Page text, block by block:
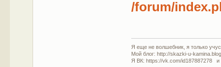
/forum/
Я еще не волшебник, я только
Мой блог: http://skazki-u-
Я ВК: https://vk.com/id187887278 и